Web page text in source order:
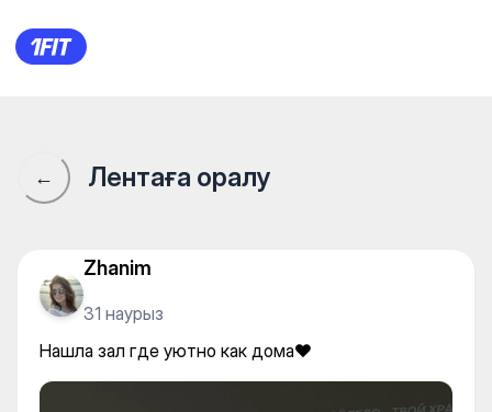
Нашла зал где уютно как
← Лентаға оралу
Zhanim
31 наурыз
Нашла зал где уютно как дома❤️